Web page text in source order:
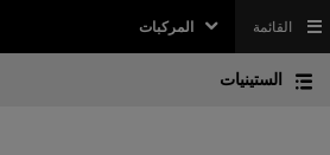
المركبات القائمة
الستينيات